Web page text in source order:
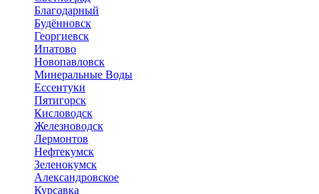
Благодарный
Будённовск
Георгиевск
Ипатово
Новопавловск
Минеральные Воды
Ессентуки
Пятигорск
Кисловодск
Железноводск
Лермонтов
Нефтекумск
Зеленокумск
Александровское
Курсавка